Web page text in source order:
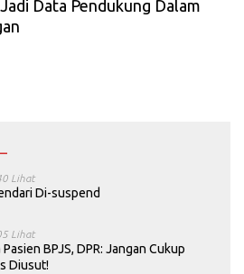
Data Pendukung Dalam
Lihat
Di-suspend
Lihat
BPJS, DPR: Jangan Cukup
Diusut!